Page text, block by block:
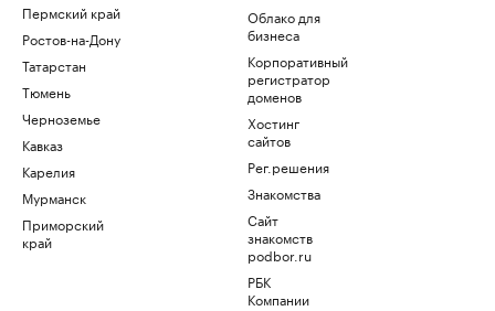
Пермский край
Ростов-на-Дону
Татарстан
Тюмень
Черноземье
Кавказ
Карелия
Мурманск
Приморский
край
Облако для
бизнеса
Корпоративный
регистратор
доменов
Хостинг
сайтов
Рег.решения
Знакомства
Сайт
знакомств
podbor.ru
РБК
Компании